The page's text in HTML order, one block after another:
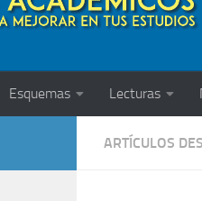
Esquemas Lecturas
ARTÍCULOS